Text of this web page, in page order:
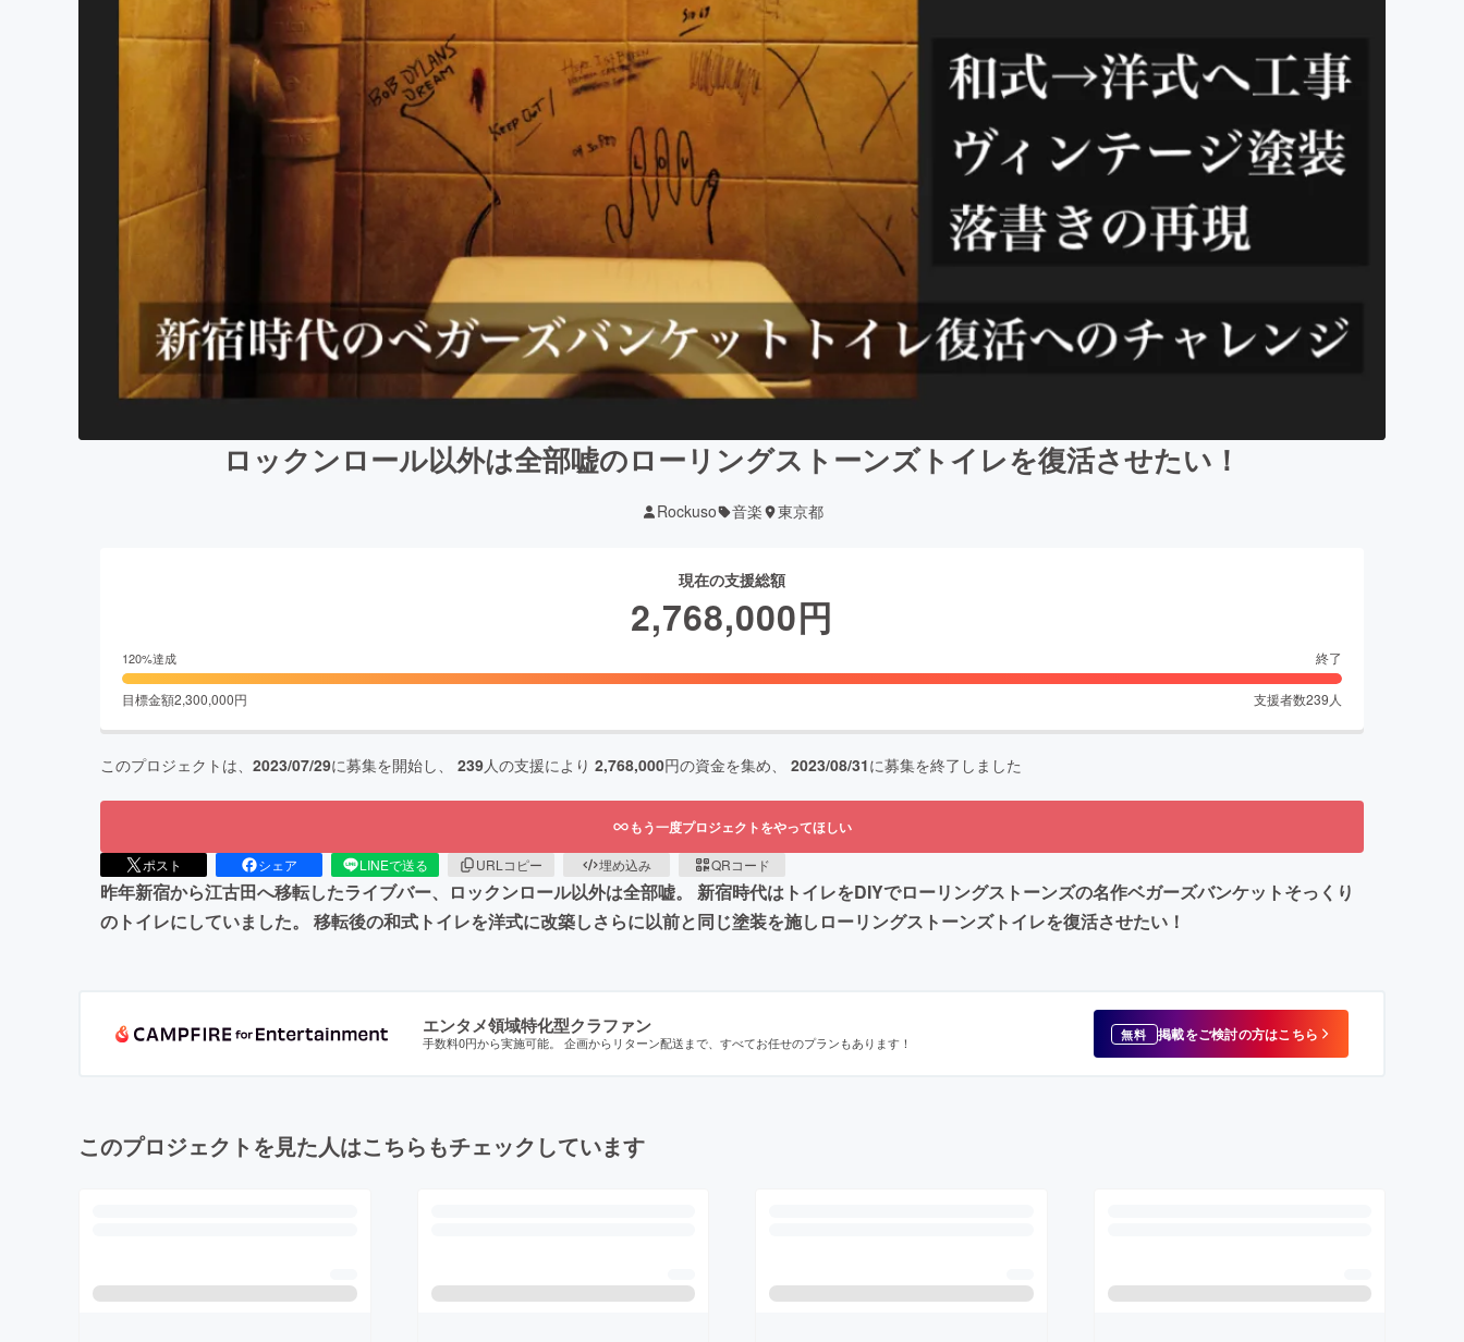
ロックンロール以外は全部嘘のローリングストーンズトイレを復活させたい！
Rockuso 音楽 東京都
現在の支援総額
2,768,000円
120%達成 終了
目標金額2,300,000円 支援者数239 人
このプロジェクトは、 2023/07/29に募集を開始し、 239人の支援により 2,768,000円の資金を集め、 2023/08/31に募集を終了しました
もう一度プロジェクトをやってほしい
ポスト シェア LINEで送る URLコピー 埋め込み QRコード
昨年新宿から江古田へ移転したライブバー、ロックンロール以外は全部嘘。 新宿時代はトイレをDIYでローリングストーンズの名作ベガーズバンケットそっくり
のトイレにしていました。 移転後の和式トイレを洋式に改築しさらに以前と同じ塗装を施しローリングストーンズトイレを復活させたい！
エンタメ領域特化型クラファン
手数料0円から実施可能。 企画からリターン配送まで、すべてお任せのプランもあります！ 無料 掲載をご検討の方はこちら
このプロジェクトを見た人はこちらもチェックしています